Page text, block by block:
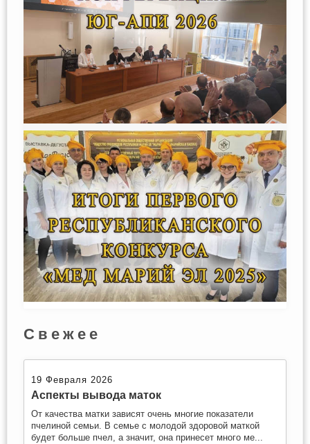
Свежее
19 Февраля 2026
Аспекты вывода маток
От качества матки зависят очень многие показатели
пчелиной семьи. В семье с молодой здоровой маткой
будет больше пчел, а значит, она принесет много ме...